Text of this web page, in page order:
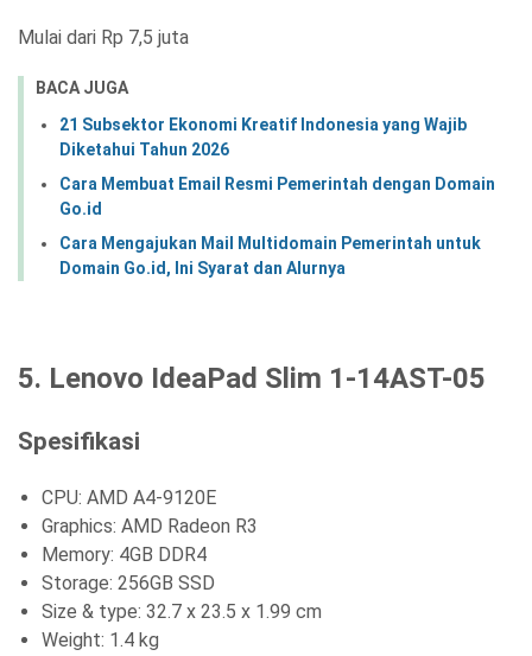
Mulai dari Rp 7,5 juta
BACA JUGA
21 Subsektor Ekonomi Kreatif Indonesia yang Wajib
Diketahui Tahun 2026
Cara Membuat Email Resmi Pemerintah dengan Domain
Go.id
Cara Mengajukan Mail Multidomain Pemerintah untuk
Domain Go.id, Ini Syarat dan Alurnya
5. Lenovo IdeaPad Slim 1-14AST-05
Spesifikasi
CPU: AMD A4-9120E
Graphics: AMD Radeon R3
Memory: 4GB DDR4
Storage: 256GB SSD
Size & type: 32.7 x 23.5 x 1.99 cm
Weight: 1.4 kg